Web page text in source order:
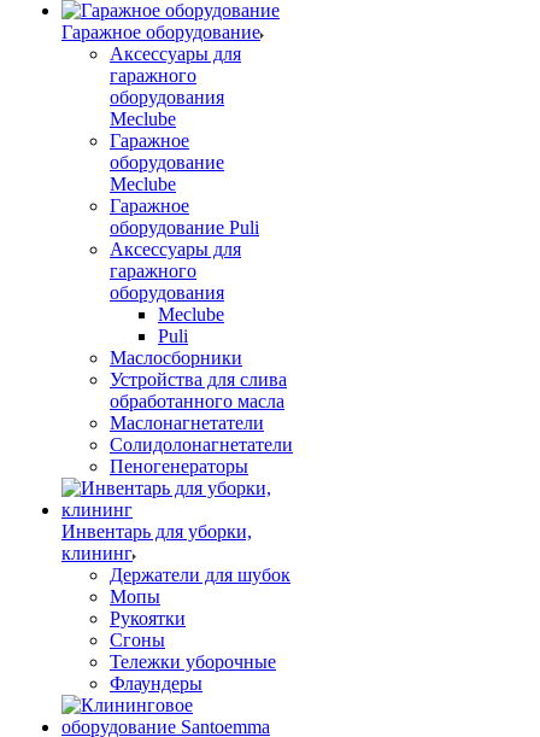
Гаражное оборудование
Аксессуары для
гаражного
оборудования
Meclube
Гаражное
оборудование
Meclube
Гаражное
оборудование Puli
Аксессуары для
гаражного
оборудования
Meclube
Puli
Маслосборники
Устройства для слива
обработанного масла
Маслонагнетатели
Солидолонагнетатели
Пеногенераторы
Инвентарь для уборки,
клининг
Держатели для шубок
Мопы
Рукоятки
Сгоны
Тележки уборочные
Флаундеры